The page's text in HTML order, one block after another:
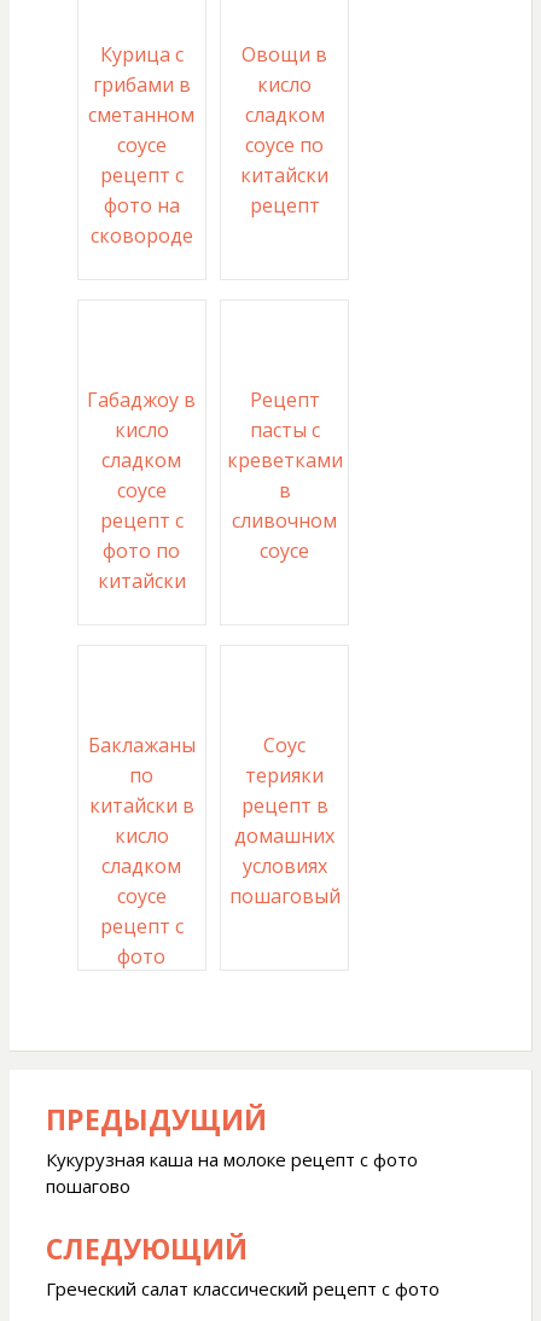
Курица с
грибами в
сметанном
соусе
рецепт с
фото на
сковороде
Овощи в
кисло
сладком
соусе по
китайски
рецепт
Габаджоу в
кисло
сладком
соусе
рецепт с
фото по
китайски
Рецепт
пасты с
креветками
в
сливочном
соусе
Баклажаны
по
китайски в
кисло
сладком
соусе
рецепт с
фото
Соус
терияки
рецепт в
домашних
условиях
пошаговый
Навигация
по
записям
ПРЕДЫДУЩИЙ
Кукурузная каша на молоке рецепт с фото
пошагово
СЛЕДУЮЩИЙ
Греческий салат классический рецепт с фото